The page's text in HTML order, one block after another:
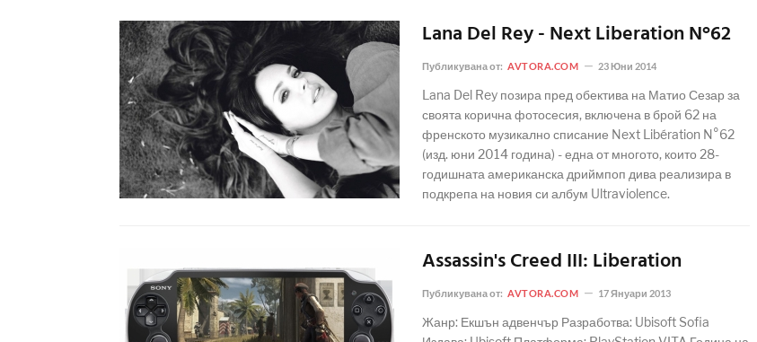
Lana Del Rey - Next Liberation N°62
Публикувана от: AVTORA.COM 23 Юни 2014
Lana Del Rey позира пред обектива на Матио Сезар за
своята корична фотосесия, включена в брой 62 на
френското музикално списание Next Libération N°62
(изд. юни 2014 година) - една от многото, които 28-
годишната американска дриймпоп дива реализира в
подкрепа на новия си албум Ultraviolence.
Assassin's Creed III: Liberation
Публикувана от: AVTORA.COM 17 Януари 2013
Жанр: Екшън адвенчър Разработва: Ubisoft Sofia